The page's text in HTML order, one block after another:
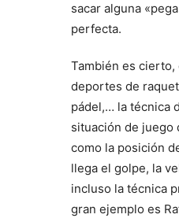
sacar alguna
perfecta.
También es
deportes de
pádel,… la técnica
situación de juego
como la posición
llega el golpe, la
incluso la técnica
gran ejemplo es